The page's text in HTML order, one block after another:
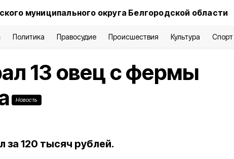
муниципального округа Белгородской области
Политика Правосудие Происшествия Культура Спорт
13 овец с фермы
Новость
120 тысяч рублей.